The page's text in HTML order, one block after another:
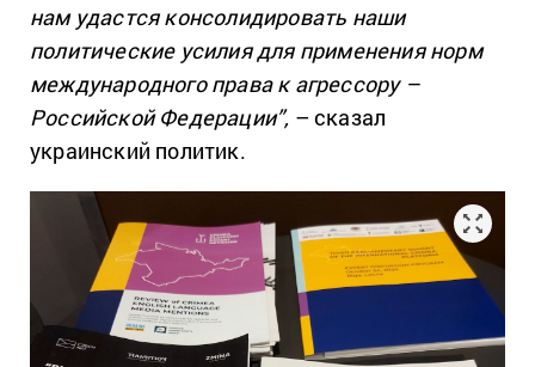
нам удастся консолидировать наши
политические усилия для применения норм
международного права к агрессору –
Российской Федерации”, – сказал
украинский политик.